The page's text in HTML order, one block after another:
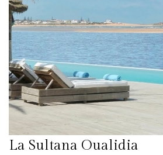
La Sultana Oualidia